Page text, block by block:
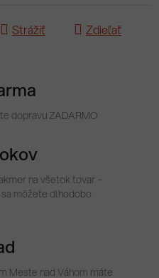
Strážiť Zdieľať
dopravu ZADARMO
na všetok tovar –
môžete dlhodobo
Meste nad Váhom máte